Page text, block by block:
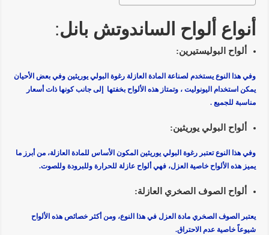
أنواع ألواح الساندوتش بانل:
ألواح البوليستيرين:
وفي هذا النوع يستخدم لصناعة المادة العازلة رغوة البولي يوريثين وفي بعض الأحيان
يمكن استخدام اليونوليت ، وتمتاز هذه الألواح بخفتها إلى جانب كونها ذات أسعار
مناسبة للجميع .
ألواح البولي يوريثين:
وفي هذا النوع تعتبر رغوة البولي يوريثين المكون الأساس للمادة العازلة، من أبرز ما
يميز هذه الألواح خاصية العزل، فهي ألواح عازلة للحرارة وللبرودة وللصوت.
ألواح الصوف الصخري العازلة:
يعتبر الصوف الصخري مادة العزل في هذا النوع، ومن أكثر خصائص هذه الألواح
شيوعاً خاصية عدم الاحتراق.